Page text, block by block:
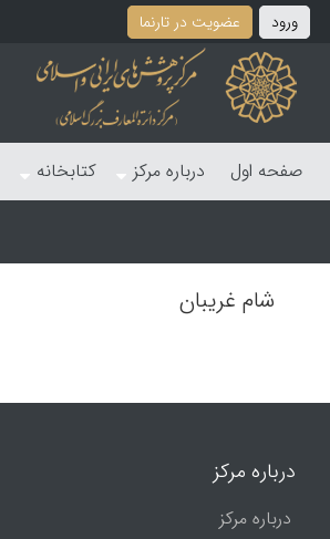
ورود عضویت در تارنما
صفحه اول درباره مرکز کتابخانه
شام غریبان
درباره مرکز
درباره مرکز